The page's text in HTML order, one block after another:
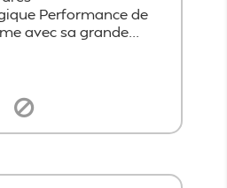
Performance de
avec sa grande...